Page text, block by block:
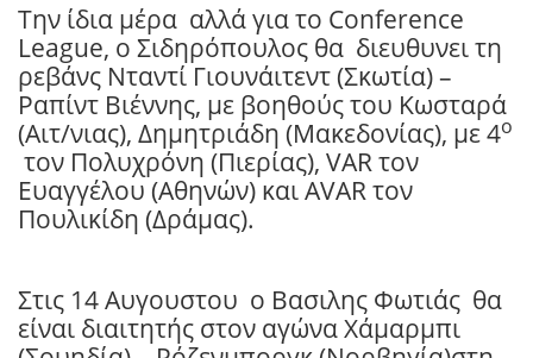
Την ίδια μέρα αλλά για το Conference
League, ο Σιδηρόπουλος θα διευθυνει τη
ρεβάνς Νταντί Γιουνάιτεντ (Σκωτία) –
Ραπίντ Βιέννης, με βοηθούς του Κωσταρά
(Αιτ/νιας), Δημητριάδη (Μακεδονίας), με 4ο
τον Πολυχρόνη (Πιερίας), VAR τον
Ευαγγέλου (Αθηνών) και AVAR τον
Πουλικίδη (Δράμας).
Στις 14 Αυγουστου ο Βασιλης Φωτιάς θα
είναι διαιτητής στον αγώνα Χάμαρμπι